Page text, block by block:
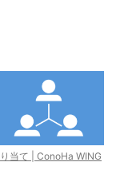
当て | ConoHa WING